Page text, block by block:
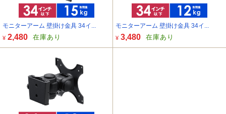
モニターアーム 壁掛け金具 34イ...
¥ 2,480 在庫あり
モニターアーム 壁掛け金具 34イ...
¥ 3,480 在庫あり